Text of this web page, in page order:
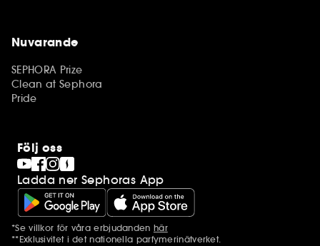
Nuvarande
SEPHORA Prize
Clean at Sephora
Pride
Följ oss
Ladda ner Sephoras App
Ytterligare information
*Se villkor för våra erbjudanden här
**Exklusivitet i det nationella parfymerinätverket.